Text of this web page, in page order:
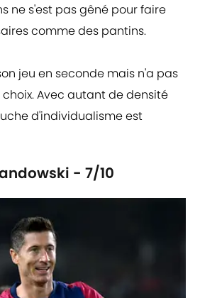
ne s'est pas gêné pour faire
comme des pantins.
jeu en seconde mais n'a pas
Avec autant de densité
d'individualisme est
- 7/10